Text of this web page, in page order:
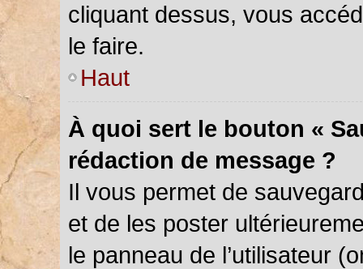
cliquant dessus, vous
le faire.
Haut
À quoi sert le bouton «
rédaction de message ?
Il vous permet de
et de les poster
le panneau de l’utilisateur